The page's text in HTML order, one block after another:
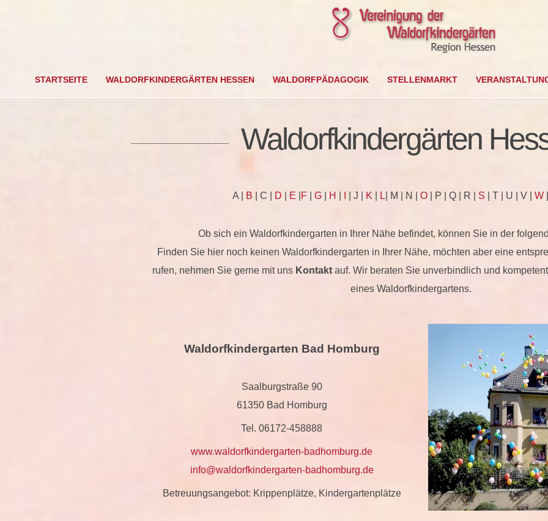
STARTSEITE WALDORFKINDERGÄRTEN HESSEN WALDORFPÄDAGOGIK STELLENMARKT
Waldorfkindergärten
A | B | C | D E F| G| H | J | K L | M | N | O| P | Q | R | S | T | U | V | W|
Ob sich ein Waldorfkindergarten in Ihrer Nähe befindet, können Sie in der
Finden Sie hier noch keinen Waldorfkindergarten in Ihrer Nähe, möchten aber eine
rufen, nehmen Sie gerne mit uns Kontakt auf. Wir beraten Sie unverbindlich und
eines Waldorfkindergartens.
Waldorfkindergarten Bad Homburg
Saalburgstraße 90
61350 Bad Homburg
Tel. 06172-458888
www.waldorfkindergarten-badhomburg.de
info@waldorfkindergarten-badhomburg.de
Betreuungsangebot: Krippenplätze, Kindergartenplätze